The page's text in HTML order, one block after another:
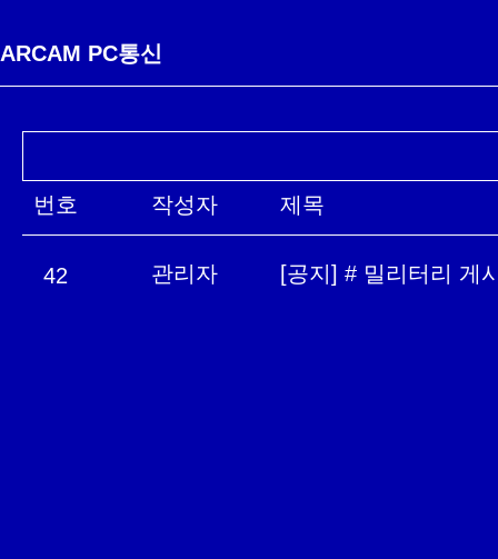
ARCAM PC통신
번호 작성자 제목
42 관리자 [공지] # 밀리터리 게